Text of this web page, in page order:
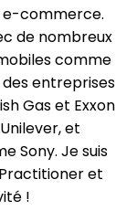
e-commerce.
de nombreux
comme
des entreprises
Gas et Exxon
et
Sony. Je suis
Practitioner et
!